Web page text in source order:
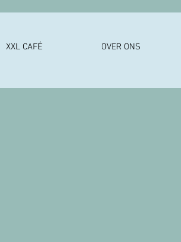
XXL CAFÉ OVER ONS